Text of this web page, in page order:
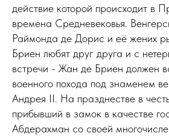
действие которой происходит в
времена Средневековья.
Раймонда де Дорис и её жених
Бриен любят друг друга и с
встречи - Жан де Бриен должен
военного похода под знаменем
Андрея II. На празднестве в
прибывший в замок в качестве
Абдерахман со своей